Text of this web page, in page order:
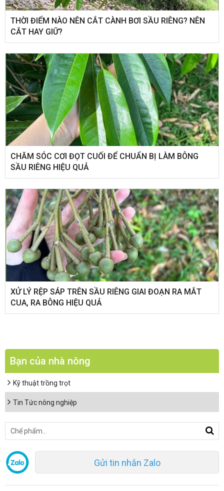
THỜI ĐIỂM NÀO NÊN CẮT CÀNH BƠI SẦU RIÊNG? NÊN
CẮT HAY GIỮ?
CHĂM SÓC CƠI ĐỌT CUỐI ĐỂ CHUẨN BỊ LÀM BÔNG
SẦU RIÊNG HIỆU QUẢ
XỬ LÝ RỆP SÁP TRÊN SẦU RIÊNG GIAI ĐOẠN RA MẮT
CUA, RA BÔNG HIỆU QUẢ
Bạn của nhà nông
Kỹ thuật trồng trọt
Tin Tức nông nghiệp
Gửi tin nhắn Zalo